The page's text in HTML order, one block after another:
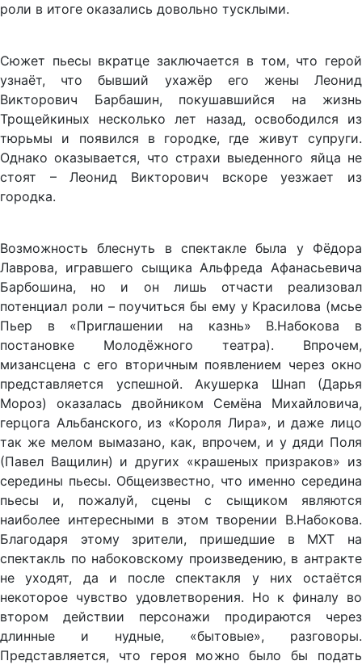
роли в итоге оказались довольно тусклыми.
Сюжет пьесы вкратце заключается в том, что герой
узнаёт, что бывший ухажёр его жены Леонид
Викторович Барбашин, покушавшийся на жизнь
Трощейкиных несколько лет назад, освободился из
тюрьмы и появился в городке, где живут супруги.
Однако оказывается, что страхи выеденного яйца не
стоят – Леонид Викторович вскоре уезжает из
городка.
Возможность блеснуть в спектакле была у Фёдора
Лаврова, игравшего сыщика Альфреда Афанасьевича
Барбошина, но и он лишь отчасти реализовал
потенциал роли – поучиться бы ему у Красилова (мсье
Пьер в «Приглашении на казнь» В.Набокова в
постановке Молодёжного театра). Впрочем,
мизансцена с его вторичным появлением через окно
представляется успешной. Акушерка Шнап (Дарья
Мороз) оказалась двойником Семёна Михайловича,
герцога Альбанского, из «Короля Лира», и даже лицо
так же мелом вымазано, как, впрочем, и у дяди Поля
(Павел Ващилин) и других «крашеных призраков» из
середины пьесы. Общеизвестно, что именно середина
пьесы и, пожалуй, сцены с сыщиком являются
наиболее интересными в этом творении В.Набокова.
Благодаря этому зрители, пришедшие в МХТ на
спектакль по набоковскому произведению, в антракте
не уходят, да и после спектакля у них остаётся
некоторое чувство удовлетворения. Но к финалу во
втором действии персонажи продираются через
длинные и нудные, «бытовые», разговоры.
Представляется, что героя можно было бы подать